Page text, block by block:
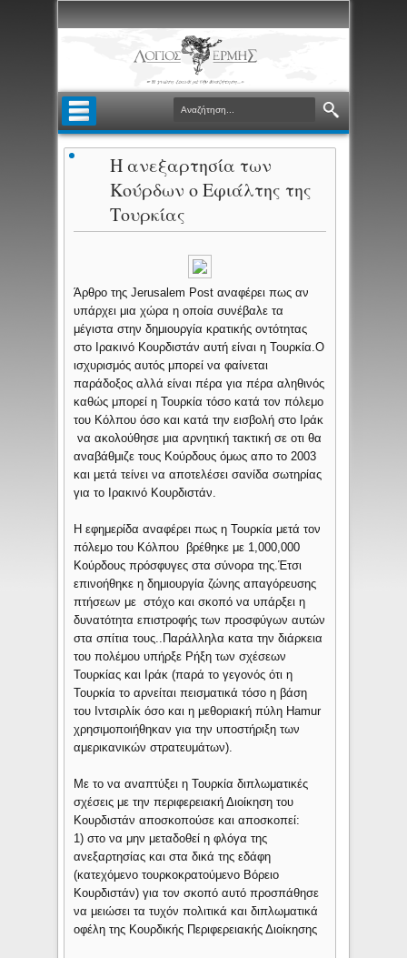
Η ανεξαρτησία των
Κούρδων ο Εφιάλτης της
Τουρκίας
Άρθρο της Jerusalem Post αναφέρει πως αν
υπάρχει μια χώρα η οποία συνέβαλε τα
μέγιστα στην δημιουργία κρατικής οντότητας
στο Ιρακινό Κουρδιστάν αυτή είναι η Τουρκία.Ο
ισχυρισμός αυτός μπορεί να φαίνεται
παράδοξος αλλά είναι πέρα για πέρα αληθινός
καθώς μπορεί η Τουρκία τόσο κατά τον πόλεμο
του Κόλπου όσο και κατά την εισβολή στο Ιράκ
να ακολούθησε μια αρνητική τακτική σε οτι θα
αναβάθμιζε τους Κούρδους όμως απο το 2003
και μετά τείνει να αποτελέσει σανίδα σωτηρίας
για το Ιρακινό Κουρδιστάν.
Η εφημερίδα αναφέρει πως η Τουρκία μετά τον
πόλεμο του Κόλπου βρέθηκε με 1,000,000
Κούρδους πρόσφυγες στα σύνορα της.Έτσι
επινοήθηκε η δημιουργία ζώνης απαγόρευσης
πτήσεων με στόχο και σκοπό να υπάρξει η
δυνατότητα επιστροφής των προσφύγων αυτών
στα σπίτια τους..Παράλληλα κατα την διάρκεια
του πολέμου υπήρξε Ρήξη των σχέσεων
Τουρκίας και Ιράκ (παρά το γεγονός ότι η
Τουρκία το αρνείται πεισματικά τόσο η βάση
του Ιντσιρλίκ όσο και η μεθοριακή πύλη Hamur
χρησιμοποιήθηκαν για την υποστήριξη των
αμερικανικών στρατευμάτων).
Με το να αναπτύξει η Τουρκία διπλωματικές
σχέσεις με την περιφερειακή Διοίκηση του
Κουρδιστάν αποσκοπούσε και αποσκοπεί:
1) στο να μην μεταδοθεί η φλόγα της
ανεξαρτησίας και στα δικά της εδάφη
(κατεχόμενο τουρκοκρατούμενο Βόρειο
Κουρδιστάν) για τον σκοπό αυτό προσπάθησε
να μειώσει τα τυχόν πολιτικά και διπλωματικά
οφέλη της Κουρδικής Περιφερειακής Διοίκησης